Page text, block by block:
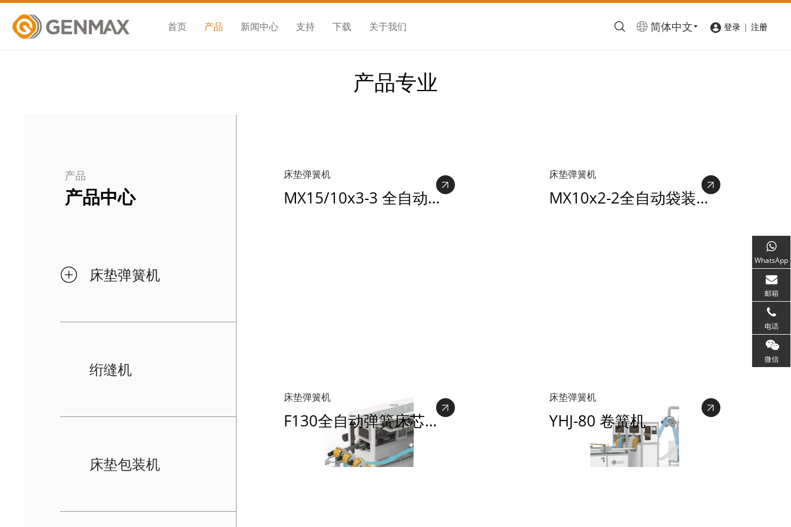
首页 产品 新闻中心 支持 下载 关于我们 简体中文 登录 | 注册
产品专业
产品
产品中心
床垫弹簧机
绗缝机
床垫包装机
床垫弹簧机
MX15/10x3-3 全自动床垫袋装弹簧机
床垫弹簧机
MX10x2-2全自动袋装弹簧生产线
床垫弹簧机
F130全自动弹簧床芯生产线
床垫弹簧机
YHJ-80 卷簧机
WhatsApp
邮箱
电话
微信